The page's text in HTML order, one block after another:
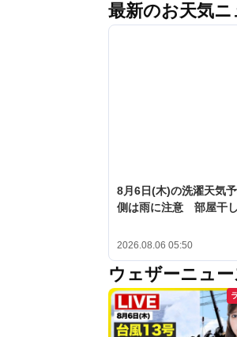
最新のお天気ニ
8月6日(木)の洗濯天気
側は雨に注意 部屋干
2026.08.06 05:50
ウェザーニュ